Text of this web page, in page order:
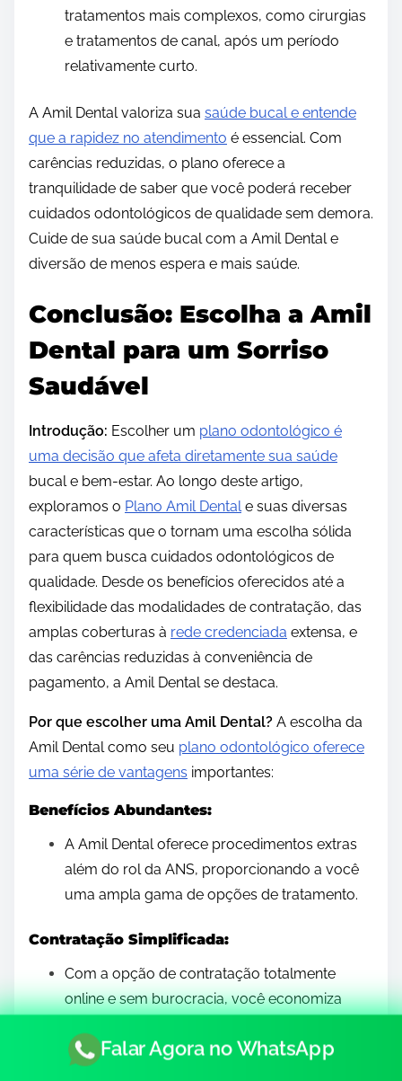
tratamentos mais complexos, como cirurgias
e tratamentos de canal, após um período
relativamente curto.
A Amil Dental valoriza sua saúde bucal e entende
que a rapidez no atendimento é essencial. Com
carências reduzidas, o plano oferece a
tranquilidade de saber que você poderá receber
cuidados odontológicos de qualidade sem demora.
Cuide de sua saúde bucal com a Amil Dental e
diversão de menos espera e mais saúde.
Conclusão: Escolha a Amil
Dental para um Sorriso
Saudável
Introdução: Escolher um plano odontológico é
uma decisão que afeta diretamente sua saúde
bucal e bem-estar. Ao longo deste artigo,
exploramos o Plano Amil Dentale suas diversas
características que o tornam uma escolha sólida
para quem busca cuidados odontológicos de
qualidade. Desde os benefícios oferecidos até a
flexibilidade das modalidades de contratação, das
amplas coberturas à rede credenciada extensa, e
das carências reduzidas à conveniência de
pagamento, a Amil Dental se destaca.
Por que escolher uma Amil Dental? A escolha da
Amil Dental como seu plano odontológico oferece
uma série de vantagens importantes:
Benefícios Abundantes:
A Amil Dental oferece procedimentos extras
além do rol da ANS, proporcionando a você
uma ampla gama de opções de tratamento.
Contratação Simplificada:
Com a opção de contratação totalmente
online e sem burocracia, você economiza
Acesso a Especialistas:
Falar Agora no WhatsApp